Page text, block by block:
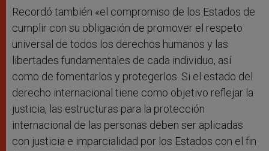
Recordó también «el compromiso de los Estados de
cumplir con su obligación de promover el respeto
universal de todos los derechos humanos y las
libertades fundamentales de cada individuo, así
como de fomentarlos y protegerlos. Si el estado del
derecho internacional tiene como objetivo reflejar la
justicia, las estructuras para la protección
internacional de las personas deben ser aplicadas
con justicia e imparcialidad por los Estados con el fin